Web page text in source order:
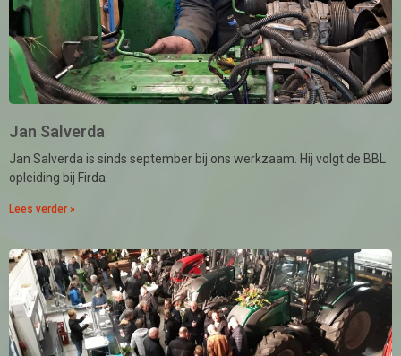
Jan Salverda
Jan Salverda is sinds september bij ons werkzaam. Hij volgt de BBL
opleiding bij Firda.
Lees verder »